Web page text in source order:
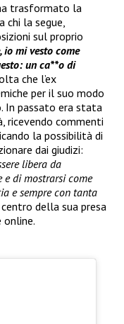
trasformato la
chi la segue,
sul proprio
io mi vesto come
un ca**o di
che l’ex
per il suo modo
In passato era stata
ricevendo commenti
la possibilità di
dai giudizi:
libera da
di mostrarsi come
e sempre con tanta
della sua presa
online.